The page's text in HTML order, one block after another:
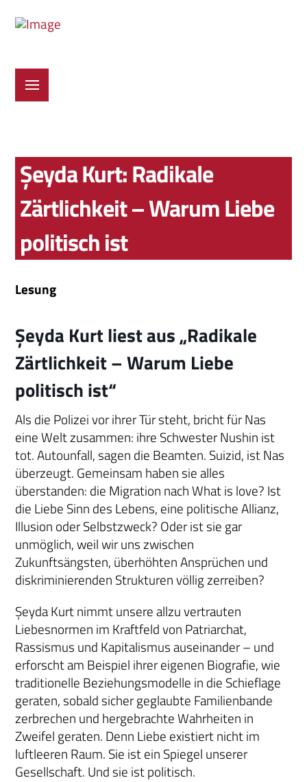
Şeyda Kurt: Radikale
Zärtlichkeit – Warum Liebe
politisch ist
Lesung
Şeyda Kurt liest aus „Radikale
Zärtlichkeit – Warum Liebe
politisch ist“
Als die Polizei vor ihrer Tür steht, bricht für Nas
eine Welt zusammen: ihre Schwester Nushin ist
tot. Autounfall, sagen die Beamten. Suizid, ist Nas
überzeugt. Gemeinsam haben sie alles
überstanden: die Migration nach What is love? Ist
die Liebe Sinn des Lebens, eine politische Allianz,
Illusion oder Selbstzweck? Oder ist sie gar
unmöglich, weil wir uns zwischen
Zukunftsängsten, überhöhten Ansprüchen und
diskriminierenden Strukturen völlig zerreiben?
Şeyda Kurt nimmt unsere allzu vertrauten
Liebesnormen im Kraftfeld von Patriarchat,
Rassismus und Kapitalismus auseinander – und
erforscht am Beispiel ihrer eigenen Biografie, wie
traditionelle Beziehungsmodelle in die Schieflage
geraten, sobald sicher geglaubte Familienbande
zerbrechen und hergebrachte Wahrheiten in
Zweifel geraten. Denn Liebe existiert nicht im
luftleeren Raum. Sie ist ein Spiegel unserer
Gesellschaft. Und sie ist politisch.